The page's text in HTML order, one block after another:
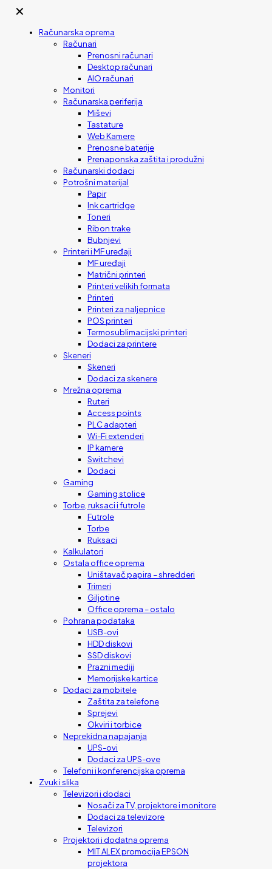
✕
Računarska oprema
Računari
Prenosni računari
Desktop računari
AIO računari
Monitori
Računarska periferija
Miševi
Tastature
Web Kamere
Prenosne baterije
Prenaponska zaštita i produžni
Računarski dodaci
Potrošni materijal
Papir
Ink cartridge
Toneri
Ribon trake
Bubnjevi
Printeri i MF uređaji
MF uređaji
Matrični printeri
Printeri velikih formata
Printeri
Printeri za naljepnice
POS printeri
Termosublimacijski printeri
Dodaci za printere
Skeneri
Skeneri
Dodaci za skenere
Mrežna oprema
Ruteri
Access points
PLC adapteri
Wi-Fi extenderi
IP kamere
Switchevi
Dodaci
Gaming
Gaming stolice
Torbe, ruksaci i futrole
Futrole
Torbe
Ruksaci
Kalkulatori
Ostala office oprema
Uništavač papira – shredderi
Trimeri
Giljotine
Office oprema – ostalo
Pohrana podataka
USB-ovi
HDD diskovi
SSD diskovi
Prazni mediji
Memorijske kartice
Dodaci za mobitele
Zaštita za telefone
Sprejevi
Okviri i torbice
Neprekidna napajanja
UPS-ovi
Dodaci za UPS-ove
Telefoni i konferencijska oprema
Zvuk i slika
Televizori i dodaci
Nosači za TV, projektore i monitore
Dodaci za televizore
Televizori
Projektori i dodatna oprema
MIT ALEX promocija EPSON
projektora